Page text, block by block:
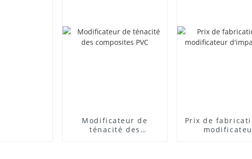
Modificateur de
ténacité des
Prix ​​de